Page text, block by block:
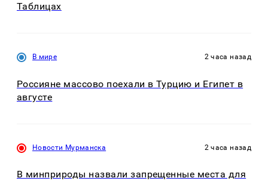
Таблицах
В мире 2 часа назад
Россияне массово поехали в Турцию и Египет в
августе
Новости Мурманска 2 часа назад
В минприроды назвали запрещенные места для